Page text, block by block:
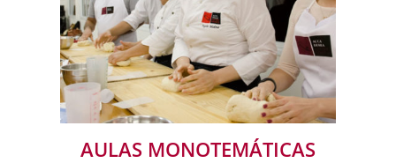
AULAS MONOTEMÁTICAS